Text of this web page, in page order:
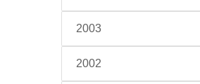
2003
2002